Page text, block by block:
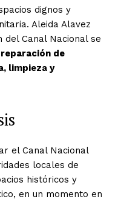
dignos y
Aleida Alavez
Canal Nacional se
de
limpieza y
el Canal Nacional
locales de
históricos y
en un momento en